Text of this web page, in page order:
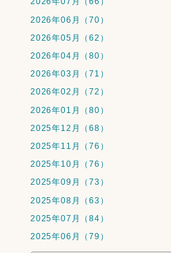
2026年06月（70）
2026年05月（62）
2026年04月（80）
2026年03月（71）
2026年02月（72）
2026年01月（80）
2025年12月（68）
2025年11月（76）
2025年10月（76）
2025年09月（73）
2025年08月（63）
2025年07月（84）
2025年06月（79）